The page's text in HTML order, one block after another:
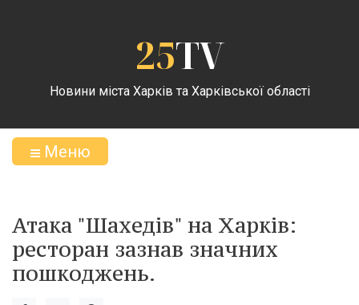
25TV
Новини міста Харків та Харківської області
Меню
Атака "Шахедів" на Харків:
ресторан зазнав значних
пошкоджень.